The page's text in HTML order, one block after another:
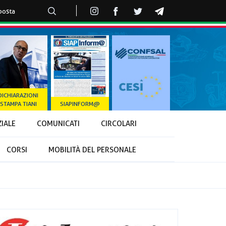
STAMPA TIANI
SIAPINFORM@
CORSI MOBILITÀ DEL PERSONALE
COMUNICATI CIRCOLARI